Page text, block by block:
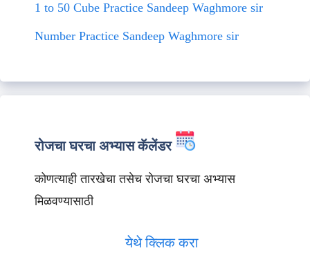
1 to 50 Cube Practice Sandeep Waghmore sir
Number Practice Sandeep Waghmore sir
रोजचा घरचा अभ्यास कॅलेंडर
कोणत्याही तारखेचा तसेच रोजचा घरचा अभ्यास
मिळवण्यासाठी
येथे क्लिक करा